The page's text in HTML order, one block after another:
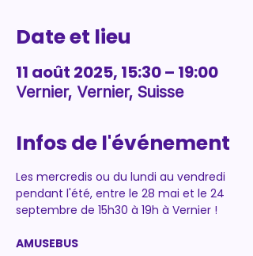
Date et lieu
11 août 2025, 15:30 – 19:00
Vernier, Vernier, Suisse
Infos de l'événement
Les mercredis ou du lundi au vendredi
pendant l'été, entre le 28 mai et le 24
septembre de 15h30 à 19h à Vernier !
AMUSEBUS